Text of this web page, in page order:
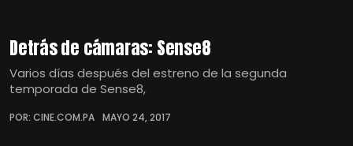
Detrás de cámaras: Sense8
Varios días después del estreno de la segunda
temporada de Sense8,
POR: CINE.COM.PA MAYO 24, 2017